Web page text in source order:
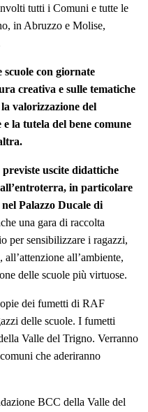
tutti i Comuni e tutte le
in Abruzzo e Molise,
con giornate
creativa e sulle tematiche
valorizzazione del
la tutela del bene comune
uscite didattiche
in particolare
Palazzo Ducale di
una gara di raccolta
per sensibilizzare i ragazzi,
all’ambiente,
delle scuole più virtuose.
dei fumetti di RAF
delle scuole. I fumetti
Valle del Trigno. Verranno
che aderiranno
BCC della Valle del